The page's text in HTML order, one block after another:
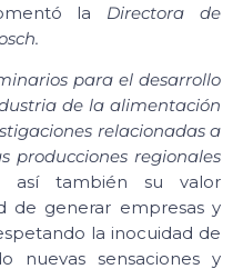
la Directora de
para el desarrollo
de la alimentación
relacionadas a
producciones regionales
así también su valor
de generar empresas y
la inocuidad de
nuevas sensaciones y